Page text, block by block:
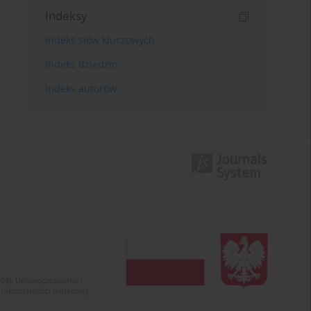
Indeksy
Indeks słów kluczowych
Indeks dziedzin
Indeks autorów